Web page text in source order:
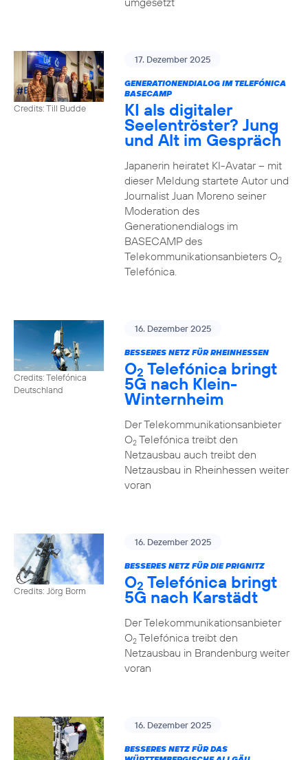
Credits: Till Budde
17. Dezember 2025
GENERATIONENDIALOG IM TELEFÓNICA
BASECAMP
KI als digitaler
Seelentröster? Jung
und Alt im Gespräch
Japanerin heiratet KI-Avatar – mit
dieser Meldung startete Autor und
Journalist Juan Moreno seiner
Moderation des
Generationendialogs im
BASECAMP des
Telekommunikationsanbieters O2
Telefónica.
Credits: Telefónica
Deutschland
16. Dezember 2025
BESSERES NETZ FÜR RHEINHESSEN
O2 Telefónica bringt
5G nach Klein-
Winternheim
Der Telekommunikationsanbieter
O2Telefónica treibt den
Netzausbau auch treibt den
Netzausbau in Rheinhessen weiter
voran
Credits: Jörg Borm
16. Dezember 2025
BESSERES NETZ FÜR DIE PRIGNITZ
O2 Telefónica bringt
5G nach Karstädt
Der Telekommunikationsanbieter
O2Telefónica treibt den
Netzausbau in Brandenburg weiter
voran
16. Dezember 2025
BESSERES NETZ FÜR DAS